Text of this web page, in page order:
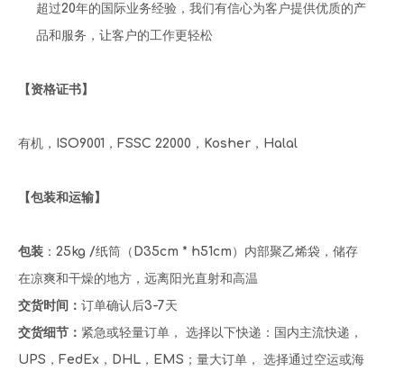
超过20年的国际业务经验，我们有信心为客户提供优质的产
品和服务，让客户的工作更轻松
【资格证书】
有机，ISO9001，FSSC 22000，Kosher，Halal
【包装和运输】
包装 ：25kg /纸筒（D35cm * h51cm）内部聚乙烯袋，储存
在凉爽和干燥的地方，远离阳光直射和高温
交货时间： 订单确认后3-7天
交货细节： 紧急或轻量订单， 选择以下快递：国内主流快递，
UPS，FedEx，DHL，EMS；量大订单， 选择通过空运或海